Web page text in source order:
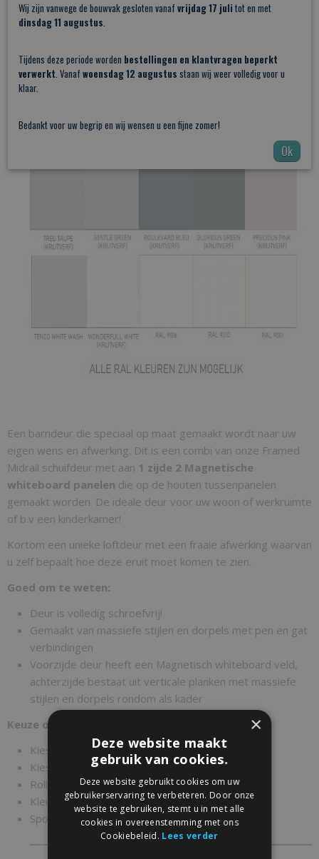
Een barndeur die speciaal op maat gemaakt wordt naar uw
eigen wens en afwerking. Dit is een combi van onze Framed
Midrail schuifdeur met aan 1 zijde 2 Magnetische
whiteboard panelen die op de houten tussenpanelen
gemaakt worden. De ideale deur voor uw woon of werkruimte
of b.v een kinderkamer!
Kortom een unieke loftdeur met een fraaie afwerking waarvan
u zelf bepaalt hoe deze eruit moet komen te zien.
Goed om te weten:
Deur is volledig schroefvrij!
Gemaakt van massiefe stijlen en dorpels met pen en gat
verbindingen
Voorzijde deur heeft een Magnetisch whiteboard veld,
achterzijde bestaat uit verticale planken met massiefe
stijlen en dorpels rondom als kader
Keuze optie:
Kies de breedte van uw deur
Kies de hoogte van uw deur
Rolhangers voorgemonteerd
Kleurafwerking deur
Sponning voor de vloergeleider.
Wij zijn vanwege de bouwvak gesloten vanaf vrijdag 17 juli tot en met
dinsdag 11 augustus.
Tijdens deze periode worden bestellingen en klantvragen beperkt
verwerkt. Vanaf woensdag 12 augustus staan wij weer volledig voor u
klaar.
Bedankt voor uw begrip en wij wensen u een fijne zomer!
Ok
×
Deze website maakt
gebruik van cookies.
Deze website gebruikt cookies om uw
gebruikerservaring te verbeteren. Door onze
website te gebruiken, stemt u in met alle
cookies in overeenstemming met ons
Cookiebeleid. Lees verder